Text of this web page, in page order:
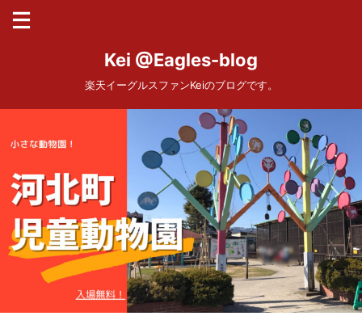
Kei @Eagles-blog
楽天イーグルスファンKeiのブログです。